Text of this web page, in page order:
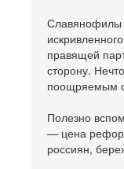
Славянофилы
правящей
сторону.
поощряемым
Полезно
— цена
россиян,